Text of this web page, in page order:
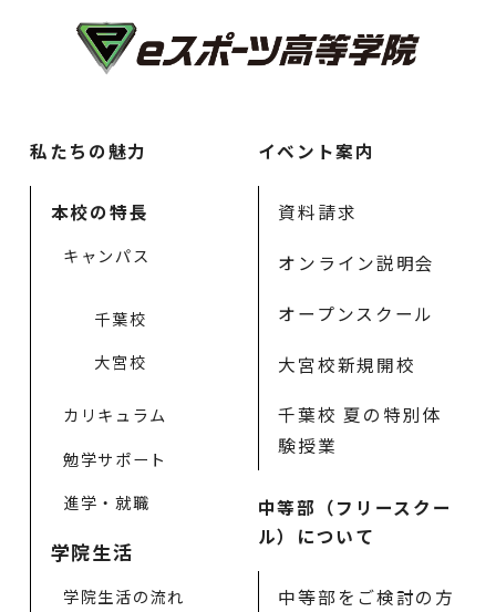
私たちの魅力
本校の特長
キャンパス
千葉校
大宮校
カリキュラム
勉学サポート
進学・就職
学院生活
学院生活の流れ
イベント案内
資料請求
オンライン説明会
オープンスクール
大宮校新規開校
千葉校 夏の特別体
験授業
中等部（フリースクー
ル）について
中等部をご検討の方